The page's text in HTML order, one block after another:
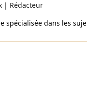
| Rédacteur
spécialisée dans les